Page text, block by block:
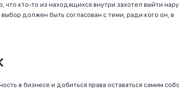
что кто-то из находящихся внутри захотел выйти
должен быть согласован с теми, ради кого он, в
в бизнесе и добиться права оставаться самим